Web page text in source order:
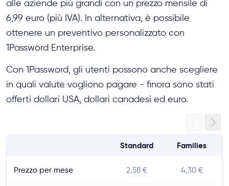
alle aziende più grandi con un prezzo mensile di
6,99 euro (più IVA). In alternativa, è possibile
ottenere un preventivo personalizzato con
1Password Enterprise.
Con 1Password, gli utenti possono anche scegliere
in quali valute vogliono pagare - finora sono stati
offerti dollari USA, dollari canadesi ed euro.
Standard Families
Prezzo per mese 2,58 € 4,30 €